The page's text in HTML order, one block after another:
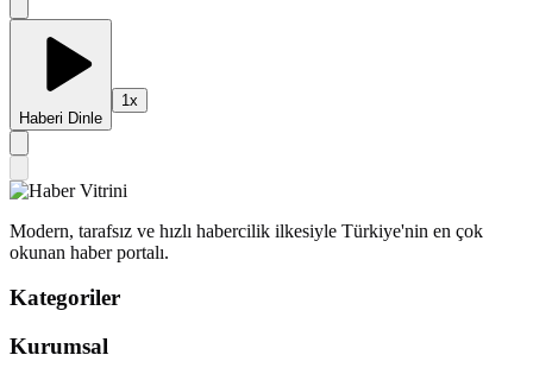
Haberi Dinle
1x
Modern, tarafsız ve hızlı habercilik ilkesiyle Türkiye'nin en çok
okunan haber portalı.
Kategoriler
Kurumsal